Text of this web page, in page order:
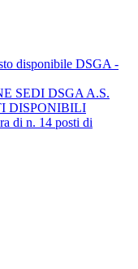
disponibile DSGA -
SEDI DSGA A.S.
DISPONIBILI
di n. 14 posti di